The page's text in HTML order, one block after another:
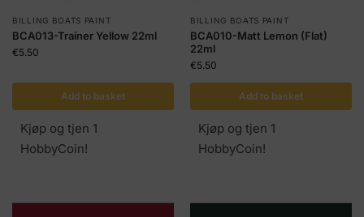
BILLING BOATS PAINT
BCA013-Trainer Yellow 22ml
€5.50
Add to basket
Kjøp og tjen 1
HobbyCoin!
BILLING BOATS PAINT
BCA010-Matt Lemon (Flat)
22ml
€5.50
Add to basket
Kjøp og tjen 1
HobbyCoin!